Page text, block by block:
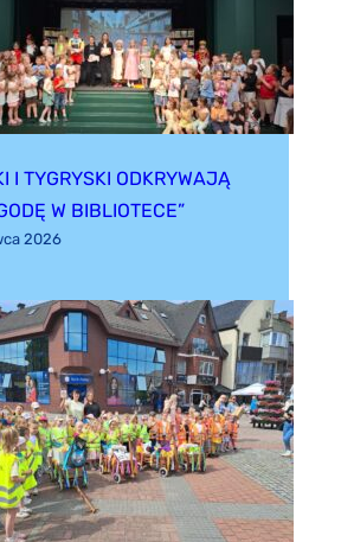
I TYGRYSKI ODKRYWAJĄ
W BIBLIOTECE”
2026